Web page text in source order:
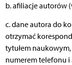
b. afiliacje autorów
c. dane autora do
otrzymać
tytułem
numerem telefonu i